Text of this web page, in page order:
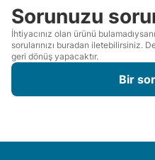
Sorunuzu
İhtiyacınız olan ürünü
sorularınızı buradan iletebilirsiniz.
geri dönüş yapacaktır.
Bir